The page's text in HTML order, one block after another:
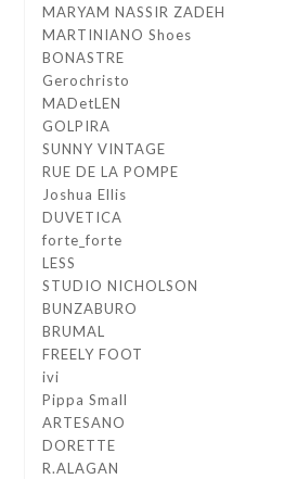
MARYAM NASSIR ZADEH
MARTINIANO Shoes
BONASTRE
Gerochristo
MADetLEN
GOLPIRA
SUNNY VINTAGE
RUE DE LA POMPE
Joshua Ellis
DUVETICA
forte_forte
LESS
STUDIO NICHOLSON
BUNZABURO
BRUMAL
FREELY FOOT
ivi
Pippa Small
ARTESANO
DORETTE
R.ALAGAN